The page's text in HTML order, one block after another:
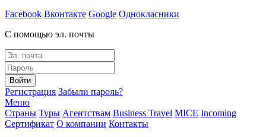
Facebook Вконтакте Google Однокласники
С помощью эл. почты
Войти
Регистрация Забыли пароль?
Меню
Страны Туры Агентствам Business Travel MICE Incoming
Сертификат О компании Контакты